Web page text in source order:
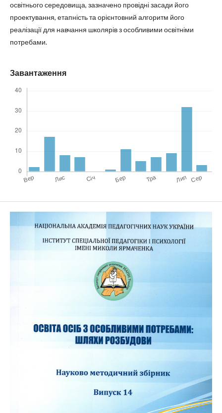
освітнього середовища, зазначено провідні засади його
проектування, етапність та орієнтовний алгоритм його
реалізації для навчання школярів з особливими освітніми
потребами.
Завантаження